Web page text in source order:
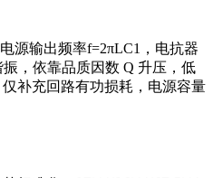
源输出频率f=2πLC1，电抗器
，依靠品质因数 Q 升压，低
补充回路有功损耗，电源容量